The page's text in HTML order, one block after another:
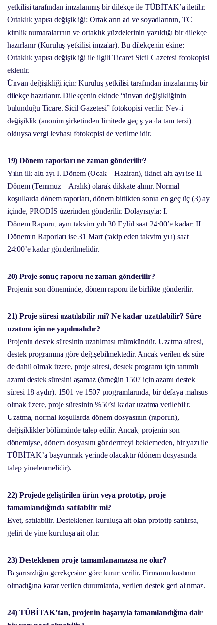
yetkilisi tarafından imzalanmış bir dilekçe ile TÜBİTAK’a iletilir.
Ortaklık yapısı değişikliği: Ortakların ad ve soyadlarının, TC
kimlik numaralarının ve ortaklık yüzdelerinin yazıldığı bir dilekçe
hazırlanır (Kuruluş yetkilisi imzalar). Bu dilekçenin ekine:
Ortaklık yapısı değişikliği ile ilgili Ticaret Sicil Gazetesi fotokopisi
eklenir.
Ünvan değişikliği için: Kuruluş yetkilisi tarafından imzalanmış bir
dilekçe hazırlanır. Dilekçenin ekinde “ünvan değişikliğinin
bulunduğu Ticaret Sicil Gazetesi” fotokopisi verilir. Nev-i
değişiklik (anonim şirketinden limitede geçiş ya da tam tersi)
olduysa vergi levhası fotokopisi de verilmelidir.
19) Dönem raporları ne zaman gönderilir?
Yılın ilk altı ayı I. Dönem (Ocak – Haziran), ikinci altı ayı ise II.
Dönem (Temmuz – Aralık) olarak dikkate alınır. Normal
koşullarda dönem raporları, dönem bittikten sonra en geç üç (3) ay
içinde, PRODİS üzerinden gönderilir. Dolayısıyla: I.
Dönem Raporu, aynı takvim yılı 30 Eylül saat 24:00’e kadar; II.
Dönemin Raporları ise 31 Mart (takip eden takvim yılı) saat
24:00’e kadar gönderilmelidir.
20) Proje sonuç raporu ne zaman gönderilir?
Projenin son döneminde, dönem raporu ile birlikte gönderilir.
21) Proje süresi uzatılabilir mi? Ne kadar uzatılabilir? Süre
uzatımı için ne yapılmalıdır?
Projenin destek süresinin uzatılması mümkündür. Uzatma süresi,
destek programına göre değişebilmektedir. Ancak verilen ek süre
de dahil olmak üzere, proje süresi, destek programı için tanımlı
azami destek süresini aşamaz (örneğin 1507 için azamı destek
süresi 18 aydır). 1501 ve 1507 programlarında, bir defaya mahsus
olmak üzere, proje süresinin %50’si kadar uzatma verilebilir.
Uzatma, normal koşullarda dönem dosyasının (raporun),
değişiklikler bölümünde talep edilir. Ancak, projenin son
dönemiyse, dönem dosyasını göndermeyi beklemeden, bir yazı ile
TÜBİTAK’a başvurmak yerinde olacaktır (dönem dosyasında
talep yinelenmelidir).
22) Projede geliştirilen ürün veya prototip, proje
tamamlandığında satılabilir mi?
Evet, satılabilir. Desteklenen kuruluşa ait olan prototip satılırsa,
geliri de yine kuruluşa ait olur.
23) Desteklenen proje tamamlanamazsa ne olur?
Başarısızlığın gerekçesine göre karar verilir. Firmanın kastının
olmadığına karar verilen durumlarda, verilen destek geri alınmaz.
24) TÜBİTAK’tan, projenin başarıyla tamamlandığına dair